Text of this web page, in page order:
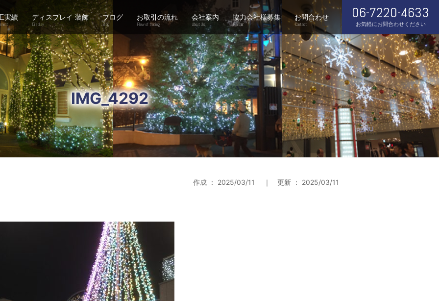
実績 ディスプレイ 装飾
Display
ブログ
Blog
お取引の流れ
Flow of trading
会社案内
About Us
協力会社様募集
Partner
お問合わせ
Contact
06-7220-4633
お気軽にお問合わせください
IMG_4292
作成 ： 2025/03/11 ｜ 更新 ： 2025/03/11